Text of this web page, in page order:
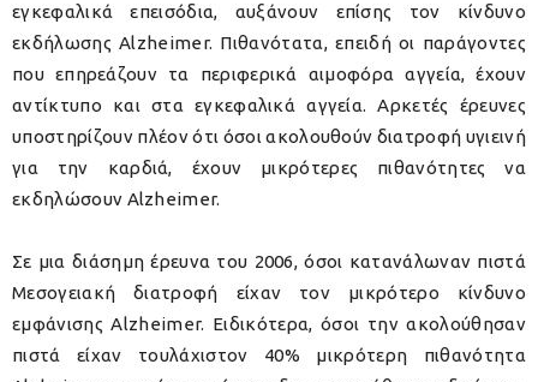
εγκεφαλικά επεισόδια, αυξάνουν επίσης τον κίνδυνο
εκδήλωσης Alzheimer. Πιθανότατα, επειδή οι παράγοντες
που επηρεάζουν τα περιφερικά αιμοφόρα αγγεία, έχουν
αντίκτυπο και στα εγκεφαλικά αγγεία. Αρκετές έρευνες
υποστηρίζουν πλέον ότι όσοι ακολουθούν διατροφή υγιεινή
για την καρδιά, έχουν μικρότερες πιθανότητες να
εκδηλώσουν Alzheimer.
Σε μια διάσημη έρευνα του 2006, όσοι κατανάλωναν πιστά
Μεσογειακή διατροφή είχαν τον μικρότερο κίνδυνο
εμφάνισης Alzheimer. Ειδικότερα, όσοι την ακολούθησαν
πιστά είχαν τουλάχιστον 40% μικρότερη πιθανότητα